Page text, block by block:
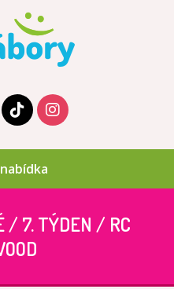
/ 7. TÝDEN / RC